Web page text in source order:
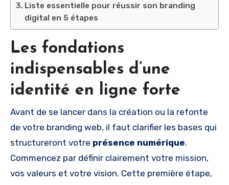
Liste essentielle pour réussir son branding
digital en 5 étapes
Les fondations
indispensables d’une
identité en ligne forte
Avant de se lancer dans la création ou la refonte
de votre branding web, il faut clarifier les bases qui
structureront votre présence numérique.
Commencez par définir clairement votre mission,
vos valeurs et votre vision. Cette première étape,